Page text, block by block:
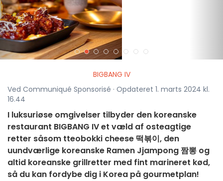
BIGBANG IV
Ved Communiqué Sponsorisé · Opdateret 1. marts 2024 kl.
16.44
I luksuriøse omgivelser tilbyder den koreanske
restaurant BIGBANG IV et væld af osteagtige
retter såsom tteobokki cheese 떡볶이, den
uundværlige koreanske Ramen Jjampong 짬뽕 og
altid koreanske grillretter med fint marineret kød,
så du kan fordybe dig i Korea på gourmetplan!